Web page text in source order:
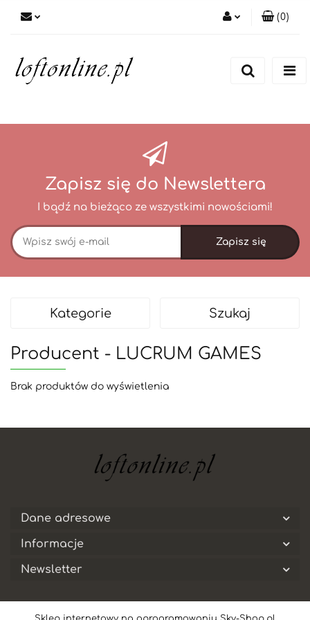
(0)
Zapisz się do Newslettera
I bądź na bieżąco ze wszystkimi nowościami!
Kategorie Szukaj
Producent - LUCRUM GAMES
Brak produktów do wyświetlenia
Dane adresowe
Informacje
Newsletter